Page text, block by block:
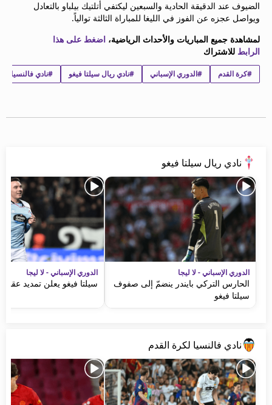
الضيوف عند الدقيقة الحادية والسبعين ليكتفي أتلتيك بيلباو بالتعادل
ويواصل عجزه عن الفوز في الليغا للمباراة الثالثة توالياً.
لمشاهدة جميع المباريات والأحداث الرياضية، اضغط على هذا
الرابط للاشتراك
#كرة القدم #الدوري الإسباني #نادي ريال سيلتا فيغو #نادي فالنسيا
نادي ريال سيلتا فيغو
الدوري الإسباني - لا ليجا
الحارس التركي بايندر ينضمّ إلى صفوف
سيلتا فيغو
الدوري الإسباني - لا ليجا
سيلتا فيغو يعلن تمديد
نادي فالنسيا لكرة القدم